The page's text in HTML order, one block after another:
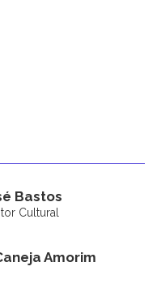
Bastos
Cultural
Amorim